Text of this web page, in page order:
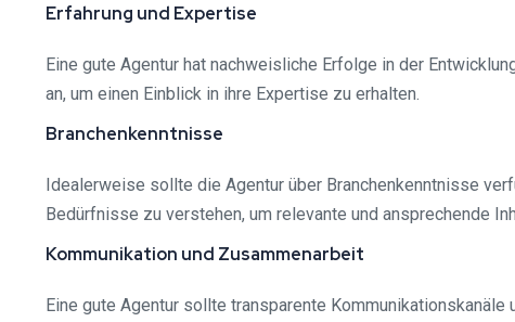
Erfahrung und Expertise
Eine gute Agentur hat nachweisliche Erfolge in der
an, um einen Einblick in ihre Expertise zu erhalten.
Branchenkenntnisse
Idealerweise sollte die Agentur über Branchenkenntnisse
Bedürfnisse zu verstehen, um relevante und ansprechende
Kommunikation und Zusammenarbeit
Eine gute Agentur sollte transparente